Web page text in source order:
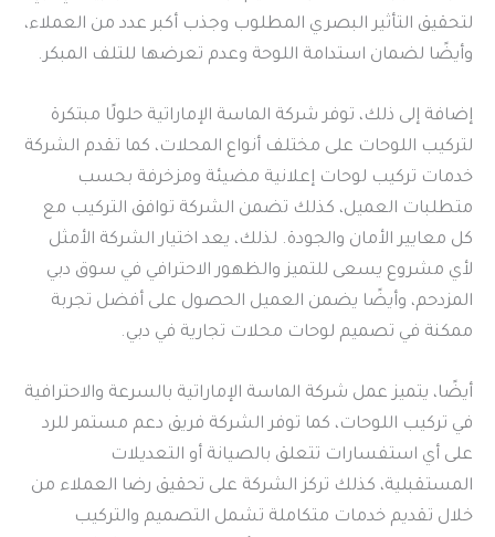
لتحقيق التأثير البصري المطلوب وجذب أكبر عدد من العملاء،
وأيضًا لضمان استدامة اللوحة وعدم تعرضها للتلف المبكر.
إضافة إلى ذلك، توفر شركة الماسة الإماراتية حلولًا مبتكرة
لتركيب اللوحات على مختلف أنواع المحلات، كما تقدم الشركة
خدمات تركيب لوحات إعلانية مضيئة ومزخرفة بحسب
متطلبات العميل، كذلك تضمن الشركة توافق التركيب مع
كل معايير الأمان والجودة. لذلك، يعد اختيار الشركة الأمثل
لأي مشروع يسعى للتميز والظهور الاحترافي في سوق دبي
المزدحم، وأيضًا يضمن العميل الحصول على أفضل تجربة
ممكنة في تصميم لوحات محلات تجارية في دبي.
أيضًا، يتميز عمل شركة الماسة الإماراتية بالسرعة والاحترافية
في تركيب اللوحات، كما توفر الشركة فريق دعم مستمر للرد
على أي استفسارات تتعلق بالصيانة أو التعديلات
المستقبلية، كذلك تركز الشركة على تحقيق رضا العملاء من
خلال تقديم خدمات متكاملة تشمل التصميم والتركيب